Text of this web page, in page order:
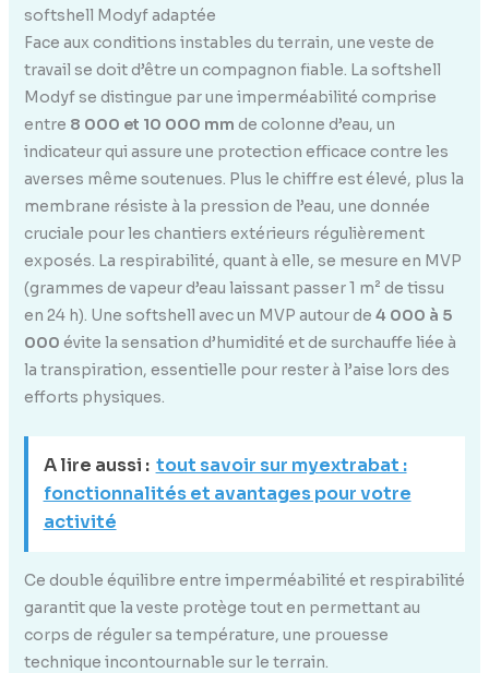
softshell Modyf adaptée
Face aux conditions instables du terrain, une veste de
travail se doit d’être un compagnon fiable. La softshell
Modyf se distingue par une imperméabilité comprise
entre 8 000 et 10 000 mm de colonne d’eau, un
indicateur qui assure une protection efficace contre les
averses même soutenues. Plus le chiffre est élevé, plus la
membrane résiste à la pression de l’eau, une donnée
cruciale pour les chantiers extérieurs régulièrement
exposés. La respirabilité, quant à elle, se mesure en MVP
(grammes de vapeur d’eau laissant passer 1 m² de tissu
en 24 h). Une softshell avec un MVP autour de 4 000 à 5
000 évite la sensation d’humidité et de surchauffe liée à
la transpiration, essentielle pour rester à l’aise lors des
efforts physiques.
A lire aussi : tout savoir sur myextrabat :
fonctionnalités et avantages pour votre
activité
Ce double équilibre entre imperméabilité et respirabilité
garantit que la veste protège tout en permettant au
corps de réguler sa température, une prouesse
technique incontournable sur le terrain.